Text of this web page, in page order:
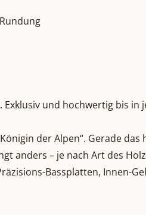
und hochwertig bis in
der Alpen“. Gerade das
anders – je nach Art des
Bassplatten, Innen-